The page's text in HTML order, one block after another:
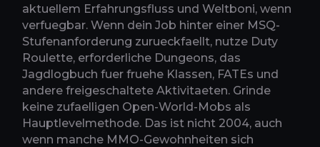
aktuellem Erfahrungsfluss und Weltboni, wenn
verfuegbar. Wenn dein Job hinter einer MSQ-
Stufenanforderung zurueckfaellt, nutze Duty
Roulette, erforderliche Dungeons, das
Jagdlogbuch fuer fruehe Klassen, FATEs und
andere freigeschaltete Aktivitaeten. Grinde
keine zufaelligen Open-World-Mobs als
Hauptlevelmethode. Das ist nicht 2004, auch
wenn manche MMO-Gewohnheiten sich